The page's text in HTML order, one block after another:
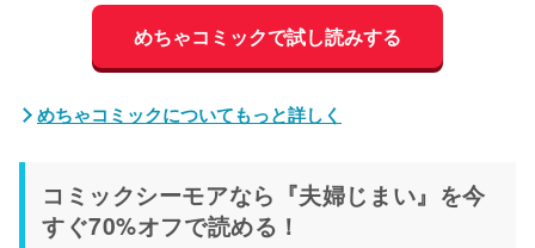
めちゃコミックで試し読みする
めちゃコミックについてもっと詳しく
コミックシーモアなら『夫婦じまい』を今
すぐ70%オフで読める！